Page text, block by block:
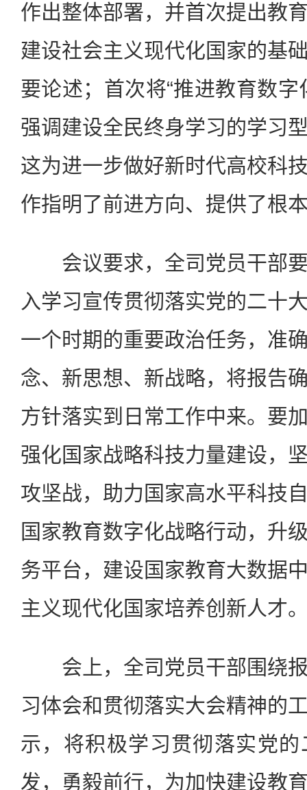
作出整体部署，并首次提出教
建设社会主义现代化国家的基
要论述；首次将“推进教育数字
强调建设全民终身学习的学习
这为进一步做好新时代高校科
作指明了前进方向、提供了根
会议要求，全司党员干部要
入学习宣传贯彻落实党的二十
一个时期的重要政治任务，准
念、新思想、新战略，将报告
方针落实到日常工作中来。要
强化国家战略科技力量建设，
攻坚战，助力国家高水平科技
国家教育数字化战略行动，升
务平台，建设国家教育大数据
主义现代化国家培养创新人才
会上，全司党员干部围绕报
习体会和贯彻落实大会精神的
示，将积极学习贯彻落实党
发，勇毅前行，为加快建设教